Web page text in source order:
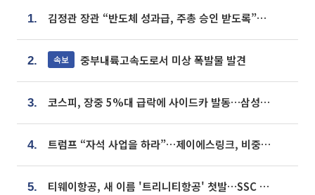
1. 김정관 장관 “반도체 성과급, 주총 승인 받도록”…상법·자본시장법 개정 시사
2. 속보 중부내륙고속도로서 미상 폭발물 발견
3. 코스피, 장중 5%대 급락에 사이드카 발동…삼성·SK 동반 폭락
4. 트럼프 “자석 사업을 하라”…제이에스링크, 비중국 영구자석 공급망 구축 속도
5. 티웨이항공, 새 이름 '트리니티항공' 첫발…SSC 전략 본격화